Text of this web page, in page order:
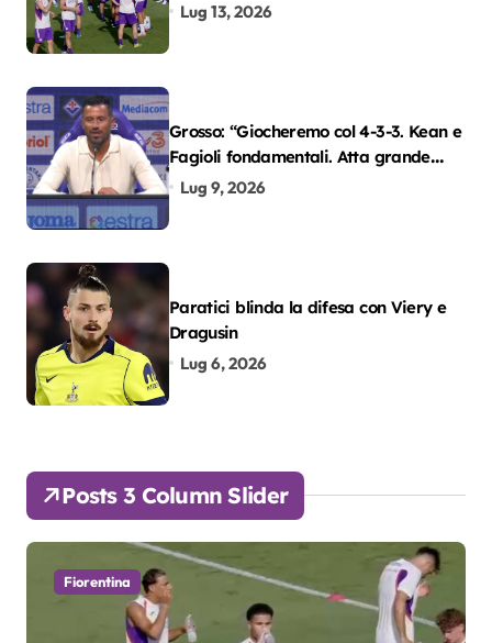
Lug 13, 2026
Grosso: “Giocheremo col 4-3-3. Kean e
Fagioli fondamentali. Atta grande
colpo”
Lug 9, 2026
Paratici blinda la difesa con Viery e
Dragusin
Lug 6, 2026
Posts 3 Column Slider
Fiorentina